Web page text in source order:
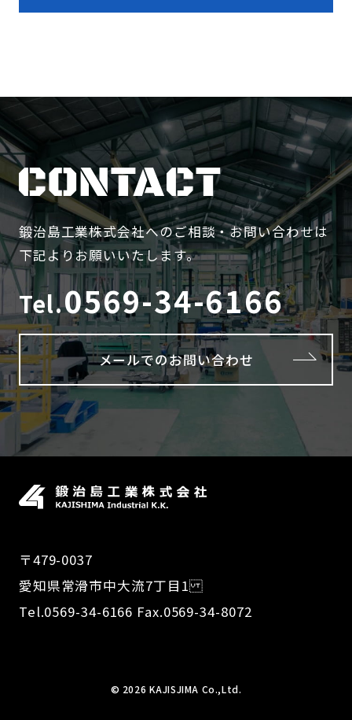
鍛治島工業株式会社へのご相談・お問い合わせは
下記よりお願いいたします。
Tel.0569-34-6166
メールでのお問い合わせ
〒479-0037
愛知県常滑市中大流7丁目1
Tel.0569-34-6166 Fax.0569-34-8072
© 2026 KAJISJIMA Co.,Ltd.